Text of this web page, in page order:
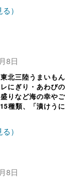
）
8日
北三陸うまいもん
にぎり・あわびの
りなど海の幸やご
種類、「漬けうに
）
8日